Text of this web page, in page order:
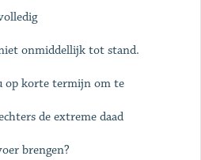
onmiddellijk tot stand.
op korte termijn om te
de extreme daad
brengen?